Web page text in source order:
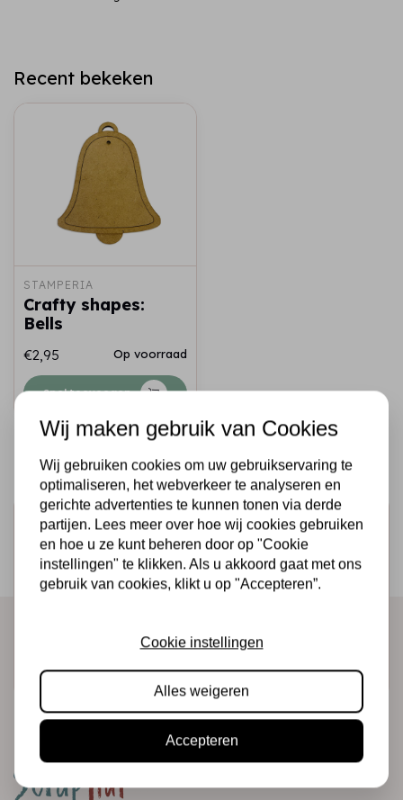
Recent bekeken
STAMPERIA
Crafty shapes:
Bells
€2,95 Op voorraad
Snel toevoegen
Schrijf je in voor de nieuwsbrief
Ontvang als eerste onze actie en nieuwe producten
direct in je mailbox!
Wij maken gebruik van Cookies
Wij gebruiken cookies om uw gebruikservaring te
optimaliseren, het webverkeer te analyseren en
gerichte advertenties te kunnen tonen via derde
partijen. Lees meer over hoe wij cookies gebruiken
en hoe u ze kunt beheren door op "Cookie
instellingen" te klikken. Als u akkoord gaat met ons
gebruik van cookies, klikt u op "Accepteren”.
Cookie instellingen
Alles weigeren
Accepteren